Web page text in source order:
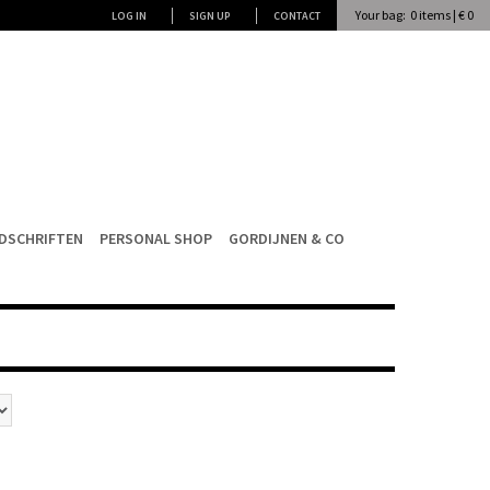
Your bag: 0 items | € 0
LOG IN SIGN UP CONTACT
PERSONAL SHOP GORDIJNEN & CO